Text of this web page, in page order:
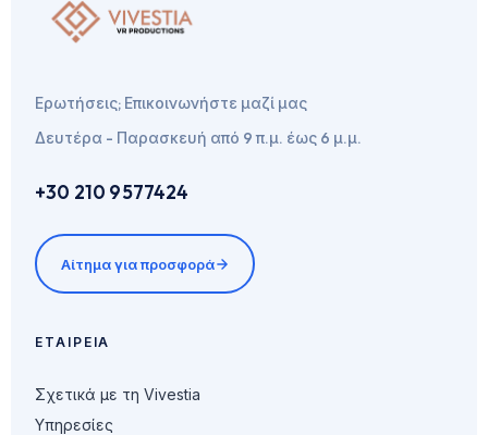
Ερωτήσεις; Επικοινωνήστε μαζί μας
Δευτέρα - Παρασκευή από 9 π.μ. έως 6 μ.μ.
+30 210 9577424
Αίτημα για προσφορά
ΕΤΑΙΡΕΊΑ
Σχετικά με τη Vivestia
Υπηρεσίες